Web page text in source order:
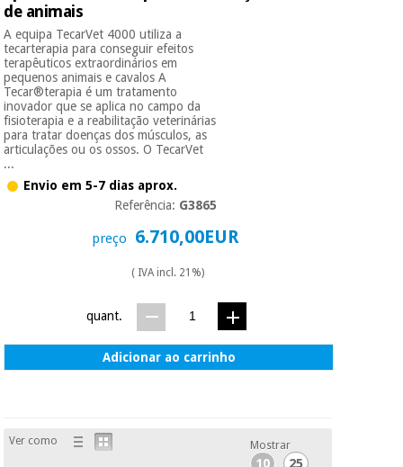
Instrumental
cirúrgico
(liquidação)
de animais
A equipa TecarVet 4000 utiliza a
tecarterapia para conseguir efeitos
terapêuticos extraordinários em
pequenos animais e cavalos A
Tecar®terapia é um tratamento
inovador que se aplica no campo da
fisioterapia e a reabilitação veterinárias
para tratar doenças dos músculos, as
articulações ou os ossos. O TecarVet
...
Envio em 5-7 dias aprox.
Referência: G3865
preço 6.710,00EUR
( IVA incl. 21%)
quant.
Adicionar ao carrinho
Ver como Mostrar
10
25